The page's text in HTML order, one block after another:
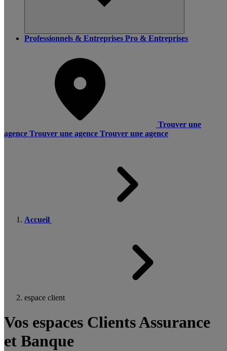
Professionnels & Entreprises Pro & Entreprises
Trouver une
agence Trouver une agence Trouver une agence
Accueil
espace client
Vos espaces Clients Assurance
et Banque